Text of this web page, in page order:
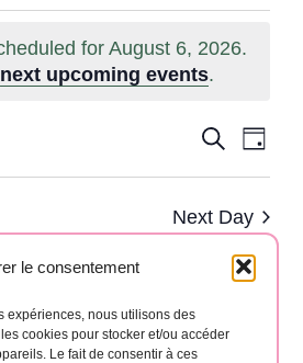
le consentement
expériences, nous utilisons des
cookies pour stocker et/ou accéder
Le fait de consentir à ces
for August 6, 2026.
next upcoming events.
Events
Views
Search
Day
Next Day